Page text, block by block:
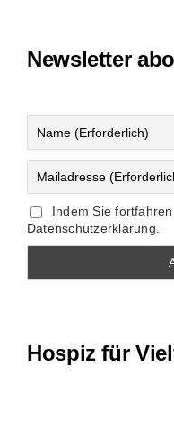
Newsletter
Indem Sie
Datenschutzerklärung.
Hospiz für